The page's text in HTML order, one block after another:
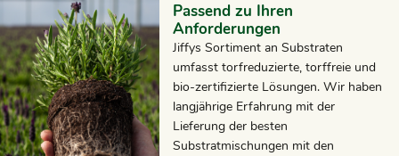
Passend zu Ihren
Anforderungen
Jiffys Sortiment an Substraten
umfasst torfreduzierte, torffreie und
bio-zertifizierte Lösungen. Wir haben
langjährige Erfahrung mit der
Lieferung der besten
Substratmischungen mit den